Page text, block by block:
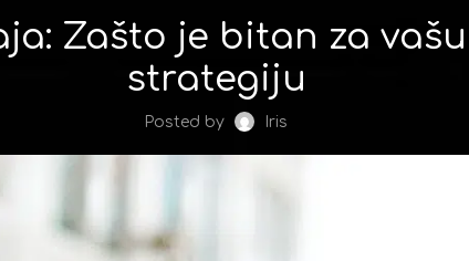
Zašto je bitan za
strategiju
Posted by Iris